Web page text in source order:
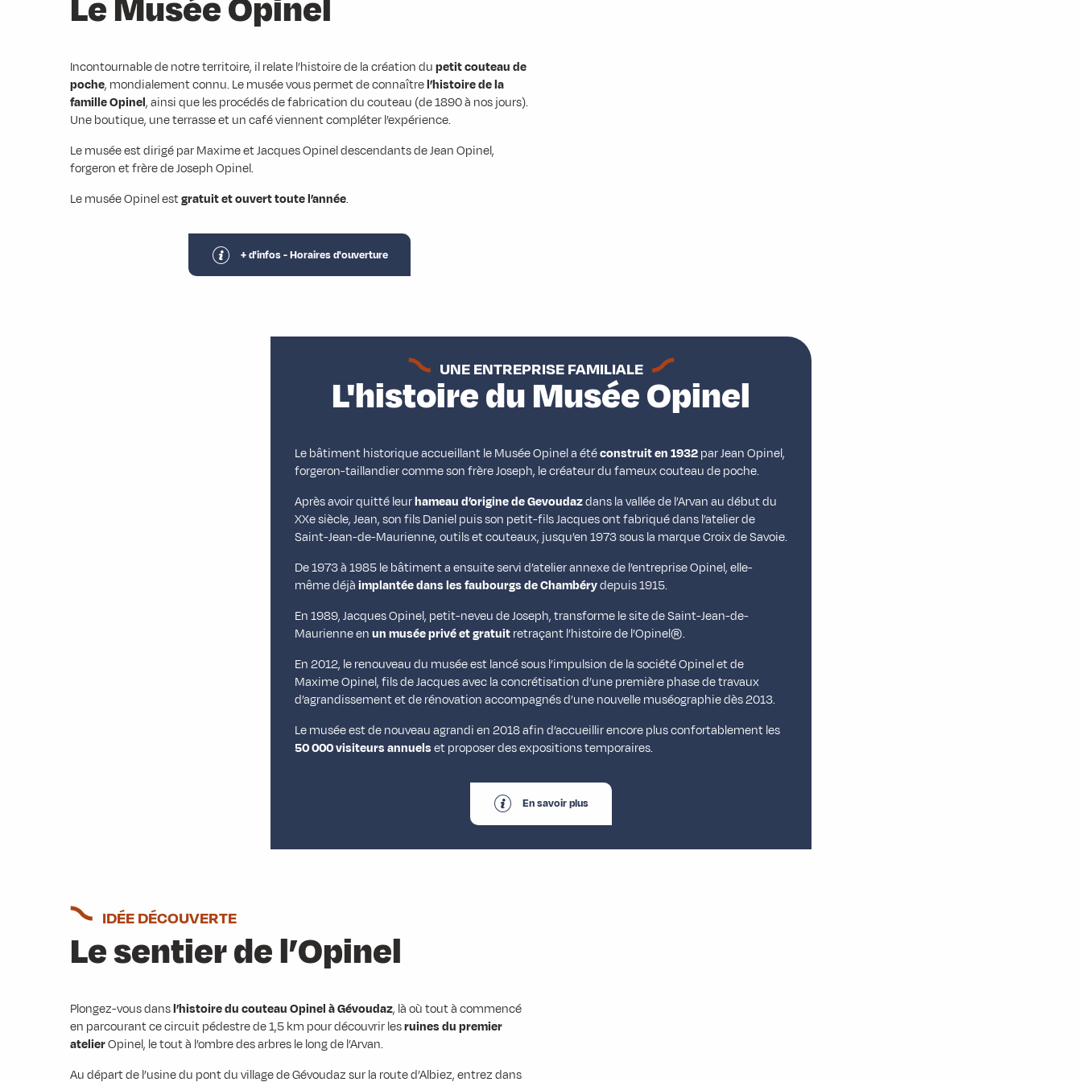
Incontournable de notre territoire, il relate l’histoire de la création dupetit couteau de
poche, mondialement connu. Le musée vous permet de connaîtrel’histoire de la
famille Opinel, ainsi que les procédés de fabrication du couteau (de 1890 à nos jours).
Une boutique, une terrasse et un café viennent compléter l’expérience.
Le musée est dirigé par Maxime et Jacques Opinel descendants de Jean Opinel,
forgeron et frère de Joseph Opinel.
Le musée Opinel estgratuit et ouvert toute l’année.
+ d'infos - Horaires d'ouverture
UNE ENTREPRISE FAMILIALE
L'histoire du Musée Opinel
Le bâtiment historique accueillant le Musée Opinel a étéconstruit en 1932par Jean Opinel,
forgeron-taillandier comme son frère Joseph, le créateur du fameux couteau de poche.
Après avoir quitté leurhameau d’origine de Gevoudazdans la vallée de l’Arvan au début du
XXe siècle, Jean, son fils Daniel puis son petit-fils Jacques ont fabriqué dans l’atelier de
Saint-Jean-de-Maurienne, outils et couteaux, jusqu’en 1973 sous la marque Croix de Savoie.
De 1973 à 1985 le bâtiment a ensuite servi d’atelier annexe de l’entreprise Opinel, elle-
même déjàimplantée dans les faubourgs de Chambérydepuis 1915.
En 1989, Jacques Opinel, petit-neveu de Joseph, transforme le site de Saint-Jean-de-
Maurienne enun musée privé et gratuitretraçant l’histoire de l’Opinel®.
En 2012, le renouveau du musée est lancé sous l’impulsion de la société Opinel et de
Maxime Opinel, fils de Jacques avec la concrétisation d’une première phase de travaux
d’agrandissement et de rénovation accompagnés d’une nouvelle muséographie dès 2013.
Le musée est de nouveau agrandi en 2018 afin d’accueillir encore plus confortablement les
50 000 visiteurs annuelset proposer des expositions temporaires.
En savoir plus
IDÉE DÉCOUVERTE
Le sentier de l’Opinel
Plongez-vous dansl’histoire du couteau Opinel à Gévoudaz, là où tout à commencé
en parcourant ce circuit pédestre de 1,5 km pour découvrir lesruines du premier
atelierOpinel, le tout à l’ombre des arbres le long de l’Arvan.
Au départ de l’usine du pont du village de Gévoudaz sur la route d’Albiez, entrez dans